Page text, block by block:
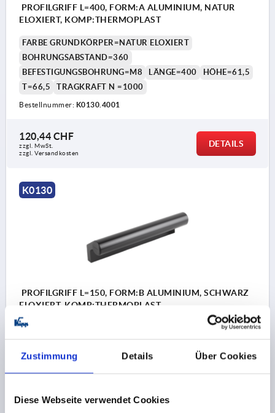
Zustimmung Details Über Cookies
Diese Webseite verwendet Cookies
PROFILGRIFF L=400, FORM:A ALUMINIUM, NATUR
ELOXIERT, KOMP:THERMOPLAST
FARBE GRUNDKÖRPER=NATUR ELOXIERT
BOHRUNGSABSTAND=360
BEFESTIGUNGSBOHRUNG=M8
LÄNGE=400
HÖHE=61,5
T=66,5
TRAGKRAFT N =1000
Bestellnummer: K0130.4001
120,44 CHF
zzgl. MwSt.
zzgl. Versandkosten
DETAILS
K0130
PROFILGRIFF L=150, FORM:B ALUMINIUM, SCHWARZ
ELOXIERT, KOMP:THERMOPLAST
FARBE GRUNDKÖRPER=SCHWARZ ELOXIERT
BEFESTIGUNGSBOHRUNG=M8
LÄNGE=150
HÖHE=61,5
T=66,5
TRAGKRAFT N =1000